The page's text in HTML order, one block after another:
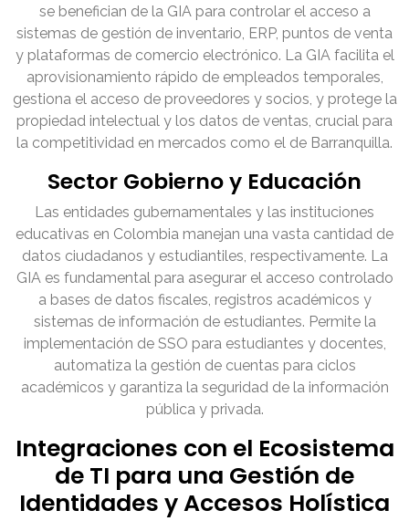
se benefician de la GIA para controlar el acceso a
sistemas de gestión de inventario, ERP, puntos de venta
y plataformas de comercio electrónico. La GIA facilita el
aprovisionamiento rápido de empleados temporales,
gestiona el acceso de proveedores y socios, y protege la
propiedad intelectual y los datos de ventas, crucial para
la competitividad en mercados como el de Barranquilla.
Sector Gobierno y Educación
Las entidades gubernamentales y las instituciones
educativas en Colombia manejan una vasta cantidad de
datos ciudadanos y estudiantiles, respectivamente. La
GIA es fundamental para asegurar el acceso controlado
a bases de datos fiscales, registros académicos y
sistemas de información de estudiantes. Permite la
implementación de SSO para estudiantes y docentes,
automatiza la gestión de cuentas para ciclos
académicos y garantiza la seguridad de la información
pública y privada.
Integraciones con el Ecosistema
de TI para una Gestión de
Identidades y Accesos Holística